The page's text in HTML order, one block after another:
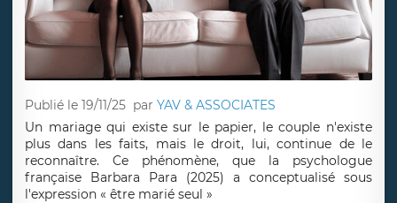
Publié le 19/11/25 parYAV & ASSOCIATES
Un mariage qui existe sur le papier, le couple n'existe
plus dans les faits, mais le droit, lui, continue de le
reconnaître. Ce phénomène, que la psychologue
française Barbara Para (2025) a conceptualisé sous
l'expression « être marié seul »